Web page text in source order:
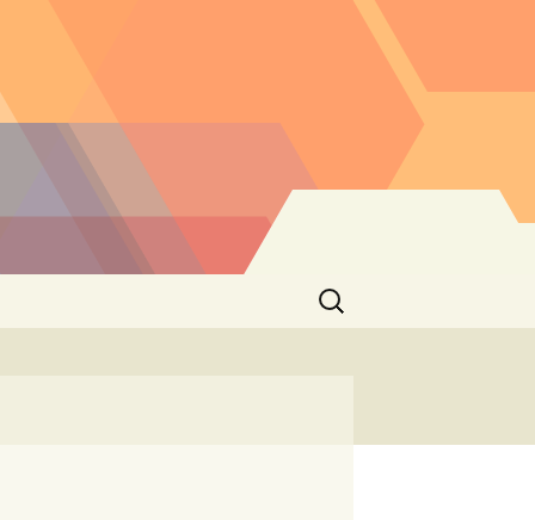
Buscar: